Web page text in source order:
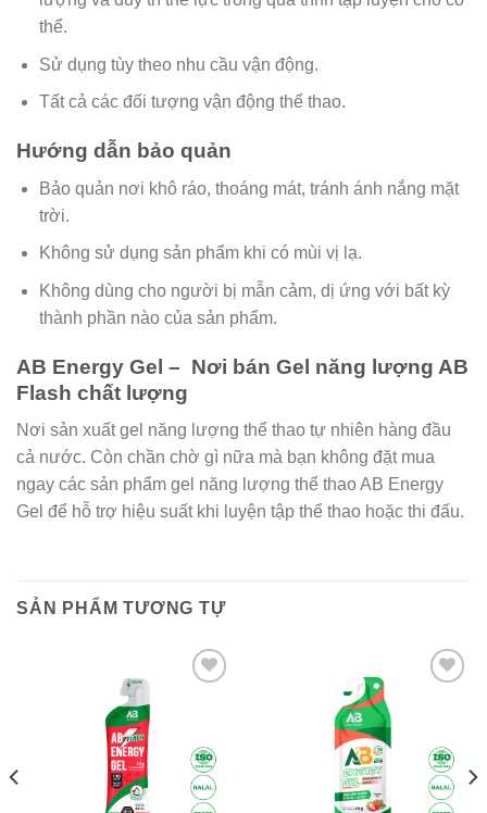
thể.
Sử dụng tùy theo nhu cầu vận động.
Tất cả các đối tượng vận động thể thao.
Hướng dẫn bảo quản
Bảo quản nơi khô ráo, thoáng mát, tránh ánh nắng mặt
trời.
Không sử dụng sản phẩm khi có mùi vị lạ.
Không dùng cho người bị mẫn cảm, dị ứng với bất kỳ
thành phần nào của sản phẩm.
AB Energy Gel – Nơi bán Gel năng lượng AB
Flash chất lượng
Nơi sản xuất gel năng lượng thể thao tự nhiên hàng đầu
cả nước. Còn chần chờ gì nữa mà bạn không đặt mua
ngay các sản phẩm gel năng lượng thể thao AB Energy
Gel để hỗ trợ hiệu suất khi luyện tập thể thao hoặc thi đấu.
SẢN PHẨM TƯƠNG TỰ